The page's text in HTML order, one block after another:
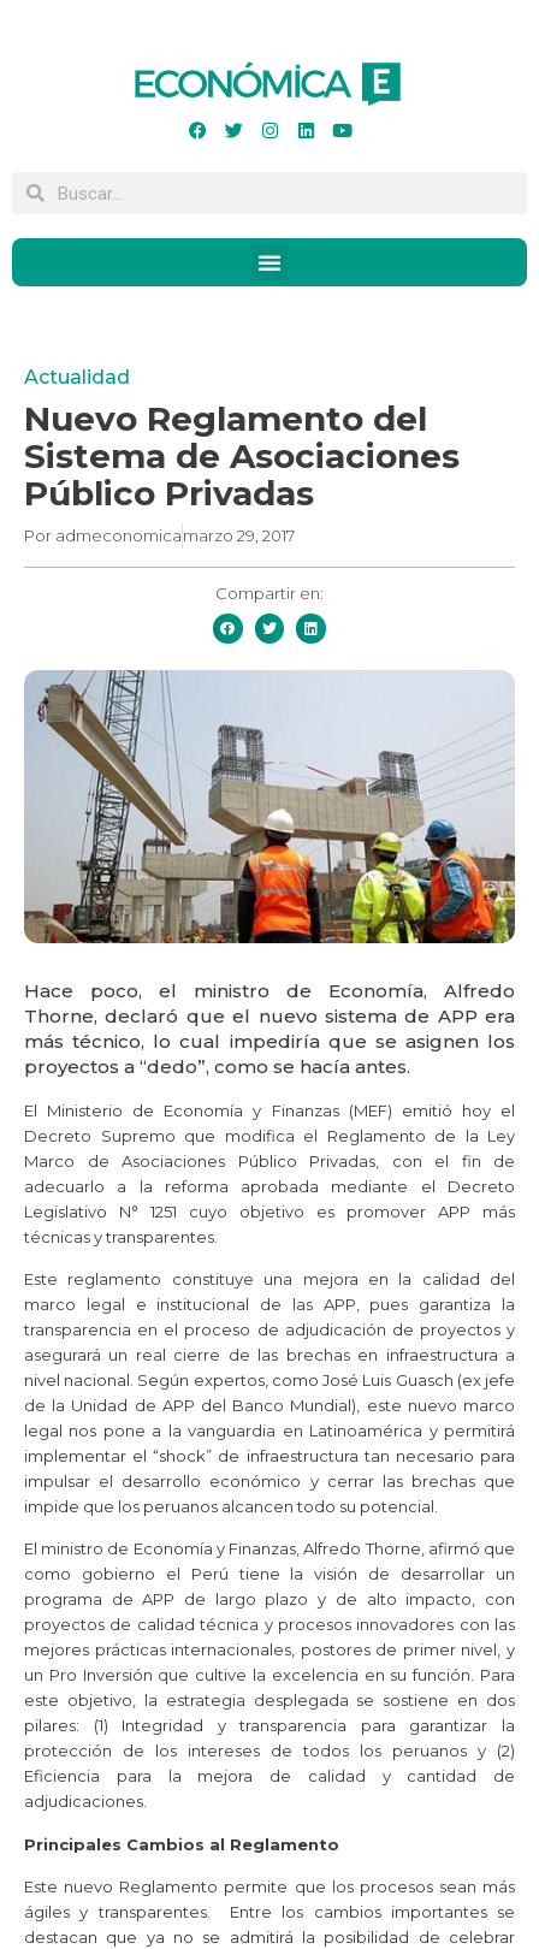
Actualidad
Nuevo Reglamento del
Sistema de Asociaciones
Público Privadas
Por admeconomicamarzo 29, 2017
Compartir en:
Hace poco, el ministro de Economía, Alfredo
Thorne, declaró que el nuevo sistema de APP era
más técnico, lo cual impediría que se asignen los
proyectos a “dedo”, como se hacía antes.
El Ministerio de Economía y Finanzas (MEF) emitió hoy el
Decreto Supremo que modifica el Reglamento de la Ley
Marco de Asociaciones Público Privadas, con el fin de
adecuarlo a la reforma aprobada mediante el Decreto
Legislativo N° 1251 cuyo objetivo es promover APP más
técnicas y transparentes.
Este reglamento constituye una mejora en la calidad del
marco legal e institucional de las APP, pues garantiza la
transparencia en el proceso de adjudicación de proyectos y
asegurará un real cierre de las brechas en infraestructura a
nivel nacional. Según expertos, como José Luis Guasch (ex jefe
de la Unidad de APP del Banco Mundial), este nuevo marco
legal nos pone a la vanguardia en Latinoamérica y permitirá
implementar el “shock” de infraestructura tan necesario para
impulsar el desarrollo económico y cerrar las brechas que
impide que los peruanos alcancen todo su potencial.
El ministro de Economía y Finanzas, Alfredo Thorne, afirmó que
como gobierno el Perú tiene la visión de desarrollar un
programa de APP de largo plazo y de alto impacto, con
proyectos de calidad técnica y procesos innovadores con las
mejores prácticas internacionales, postores de primer nivel, y
un Pro Inversión que cultive la excelencia en su función. Para
este objetivo, la estrategia desplegada se sostiene en dos
pilares: (1) Integridad y transparencia para garantizar la
protección de los intereses de todos los peruanos y (2)
Eficiencia para la mejora de calidad y cantidad de
adjudicaciones.
Principales Cambios al Reglamento
Este nuevo Reglamento permite que los procesos sean más
ágiles y transparentes. Entre los cambios importantes se
destacan que ya no se admitirá la posibilidad de celebrar